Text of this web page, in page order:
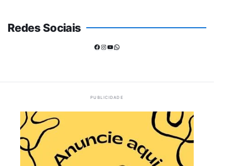
Redes Sociais
Facebook
Instagram
Youtube
WhatsApp
PUBLICIDADE